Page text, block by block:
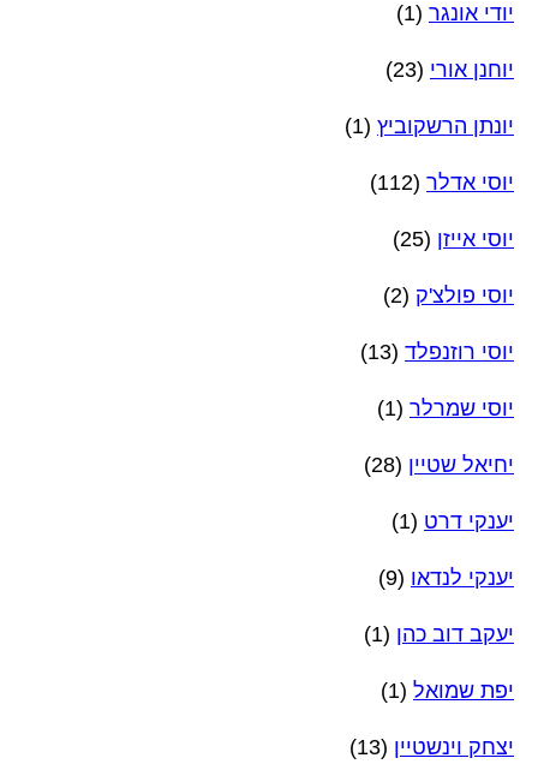
יודי אונגר (1)
יוחנן אורי (23)
יונתן הרשקוביץ (1)
יוסי אדלר (112)
יוסי אייזן (25)
יוסי פולצ'ק (2)
יוסי רוזנפלד (13)
יוסי שמרלר (1)
יחיאל שטיין (28)
יענקי דרט (1)
יענקי לנדאו (9)
יעקב דוב כהן (1)
יפת שמואל (1)
יצחק וינשטיין (13)